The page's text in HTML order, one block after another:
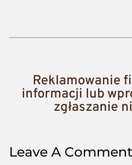
Reklamowanie
informacji lub
zgłaszanie
Leave A Comment